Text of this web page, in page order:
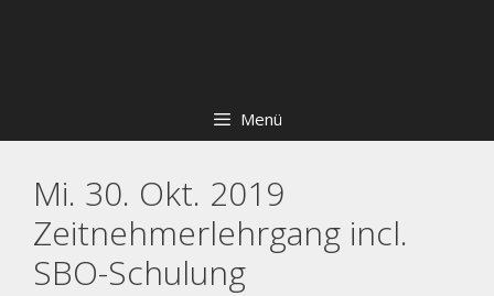
Menü
Mi. 30. Okt. 2019
Zeitnehmerlehrgang incl.
SBO-Schulung